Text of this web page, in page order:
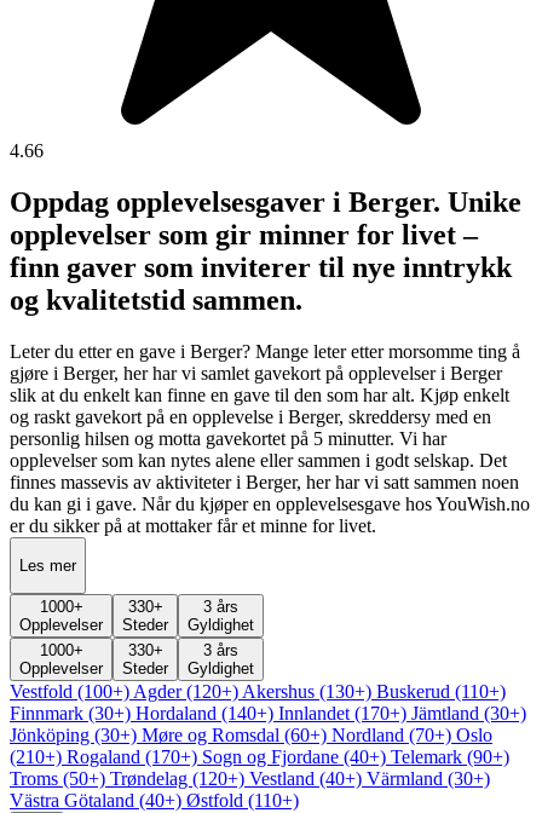
4.66
Oppdag opplevelsesgaver i Berger. Unike
opplevelser som gir minner for livet –
finn gaver som inviterer til nye inntrykk
og kvalitetstid sammen.
Leter du etter en gave i Berger? Mange leter etter morsomme ting å
gjøre i Berger, her har vi samlet gavekort på opplevelser i Berger
slik at du enkelt kan finne en gave til den som har alt. Kjøp enkelt
og raskt gavekort på en opplevelse i Berger, skreddersy med en
personlig hilsen og motta gavekortet på 5 minutter. Vi har
opplevelser som kan nytes alene eller sammen i godt selskap. Det
finnes massevis av aktiviteter i Berger, her har vi satt sammen noen
du kan gi i gave. Når du kjøper en opplevelsesgave hos YouWish.no
er du sikker på at mottaker får et minne for livet.
Les mer
1000+
Opplevelser
330+
Steder
3 års
Gyldighet
1000+
Opplevelser
330+
Steder
3 års
Gyldighet
Vestfold (100+) Agder (120+) Akershus (130+) Buskerud (110+)
Finnmark (30+) Hordaland (140+) Innlandet (170+) Jämtland (30+)
Jönköping (30+) Møre og Romsdal (60+) Nordland (70+) Oslo
(210+) Rogaland (170+) Sogn og Fjordane (40+) Telemark (90+)
Troms (50+) Trøndelag (120+) Vestland (40+) Värmland (30+)
Västra Götaland (40+) Østfold (110+)